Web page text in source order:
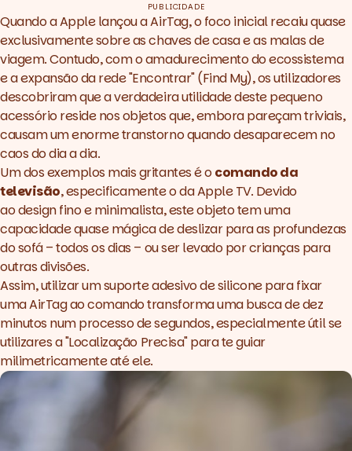
PUBLICIDADE
Quando a Apple lançou a AirTag, o foco inicial recaiu quase
exclusivamente sobre as chaves de casa e as malas de
viagem. Contudo, com o amadurecimento do ecossistema
e a expansão da rede "Encontrar" (Find My), os utilizadores
descobriram que a verdadeira utilidade deste pequeno
acessório reside nos objetos que, embora pareçam triviais,
causam um enorme transtorno quando desaparecem no
caos do dia a dia.
Um dos exemplos mais gritantes é ocomando da
televisão, especificamente o da Apple TV. Devido
aodesignfino e minimalista, este objeto tem uma
capacidade quase mágica de deslizar para as profundezas
do sofá –todos os dias– ou ser levado por crianças para
outras divisões.
Assim, utilizar um suporte adesivo de silicone para fixar
uma AirTag ao comando transforma uma busca de dez
minutos num processo de segundos, especialmente útil se
utilizares a "Localização Precisa" para te guiar
milimetricamente até ele.